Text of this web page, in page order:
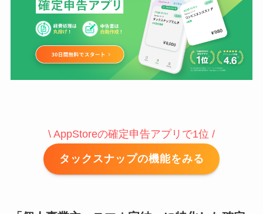
\ AppStoreの確定申告アプリで1位 /
タックスナップの機能をみる